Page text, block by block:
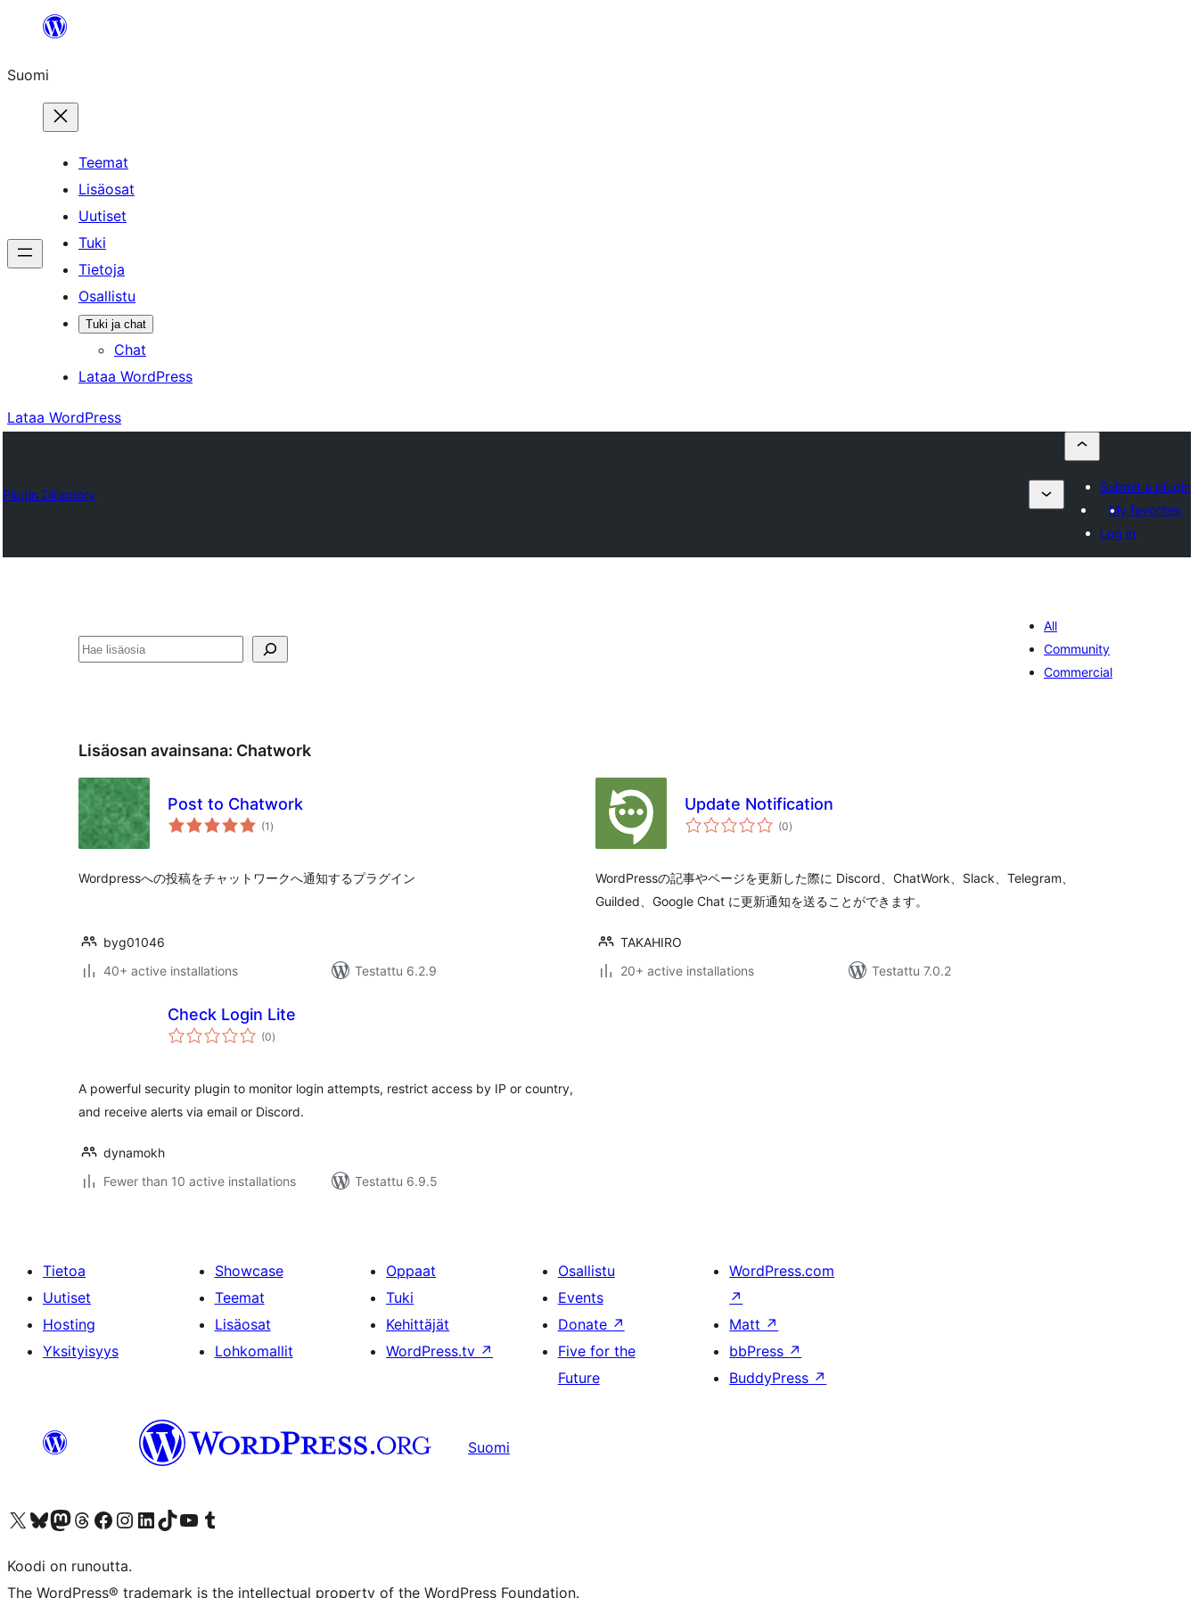
Suomi
Teemat
Lisäosat
Uutiset
Tuki
Tietoja
Osallistu
Tuki ja chat
Chat
Lataa WordPress
Lataa WordPress
Plugin Directory
Submit a plugin
My favorites
Log in
Etsi
All
Community
Commercial
Lisäosan avainsana: Chatwork
Post to Chatwork
(1 arvosanat
yhteensä
)
Wordpressへの投稿をチャットワークへ通知するプラグイン
byg01046
40+ active installations
Testattu 6.2.9
Update Notification
(0arvosanat
yhteensä
)
WordPressの記事やページを更新した際に Discord、ChatWork、Slack、Telegram、
Guilded、Google Chat に更新通知を送ることができます。
TAKAHIRO
20+ active installations
Testattu 7.0.2
Check Login Lite
(0arvosanat
yhteensä
)
A powerful security plugin to monitor login attempts, restrict access by IP or country,
and receive alerts via email or Discord.
dynamokh
Fewer than 10 active installations
Testattu 6.9.5
Tietoa
Uutiset
Hosting
Yksityisyys
Showcase
Teemat
Lisäosat
Lohkomallit
Oppaat
Tuki
Kehittäjät
WordPress.tv ↗
Osallistu
Events
Donate ↗
Five for the
Future
WordPress.com
↗
Matt ↗
bbPress ↗
BuddyPress ↗
Suomi
Visit our X (formerly Twitter) account
Visit our Bluesky account
Visit our Mastodon account
Visit our Threads account
Visit our Facebook page
Visit our Instagram account
Visit our LinkedIn account
Visit our TikTok account
Näytä YouTube-kanava
Visit our Tumblr account
Koodi on runoutta.
The WordPress® trademark is the intellectual property of the WordPress Foundation.